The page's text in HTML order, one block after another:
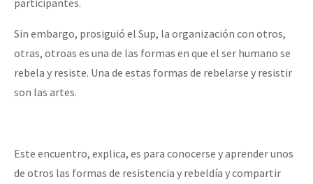
Sin embargo, prosiguió el Sup, la organización con otros,
otras, otroas es una de las formas en que el ser humano se
rebela y resiste. Una de estas formas de rebelarse y resistir
son las artes.
Este encuentro, explica, es para conocerse y aprender unos
de otros las formas de resistencia y rebeldía y compartir